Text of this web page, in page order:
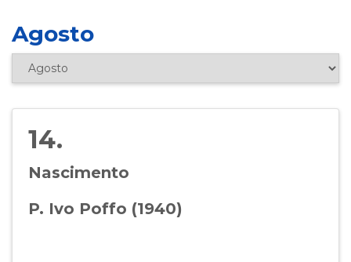
Agosto
14.
Nascimento
P. Ivo Poffo (1940)